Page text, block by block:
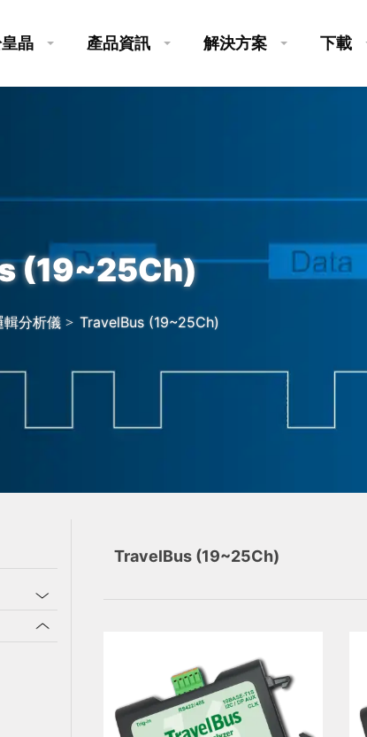
晶 產品資訊 解決方案 下載
(19~25Ch)
輯分析儀 TravelBus (19~25Ch)
TravelBus (19~25Ch)